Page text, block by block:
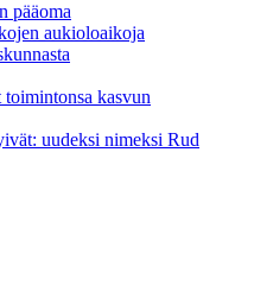
pääoma
aukioloaikoja
kasvun
uudeksi nimeksi Rud